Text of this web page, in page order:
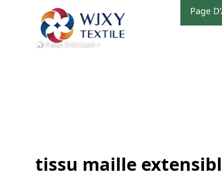
Page
Page D'Accueil>
tissu maille